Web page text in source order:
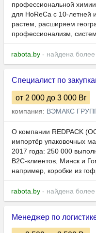
профессиональной
для HoReCa с 10-летней
растем, расширяем
профессионализм,
rabota.by - найдена
Специалист по
от 2 000 до 3 000 Br
компания: ВЭМАКС
О компании REDPACK
импортёр упаковочных
2017 года: 250 000
B2C-клиентов, Минск и
например, коробки из
rabota.by - найдена
Менеджер по